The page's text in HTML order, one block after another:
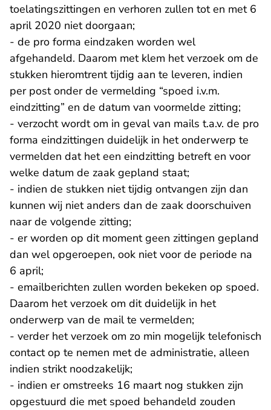
toelatingszittingen en verhoren zullen tot en met 6
april 2020 niet doorgaan;
- de pro forma eindzaken worden wel
afgehandeld. Daarom met klem het verzoek om de
stukken hieromtrent tijdig aan te leveren, indien
per post onder de vermelding “spoed i.v.m.
eindzitting” en de datum van voormelde zitting;
- verzocht wordt om in geval van mails t.a.v. de pro
forma eindzittingen duidelijk in het onderwerp te
vermelden dat het een eindzitting betreft en voor
welke datum de zaak gepland staat;
- indien de stukken niet tijdig ontvangen zijn dan
kunnen wij niet anders dan de zaak doorschuiven
naar de volgende zitting;
- er worden op dit moment geen zittingen gepland
dan wel opgeroepen, ook niet voor de periode na
6 april;
- emailberichten zullen worden bekeken op spoed.
Daarom het verzoek om dit duidelijk in het
onderwerp van de mail te vermelden;
- verder het verzoek om zo min mogelijk telefonisch
contact op te nemen met de administratie, alleen
indien strikt noodzakelijk;
- indien er omstreeks 16 maart nog stukken zijn
opgestuurd die met spoed behandeld zouden